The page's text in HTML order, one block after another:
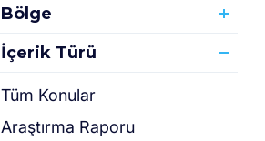
Bölge
İçerik Türü
Tüm Konular
Araştırma Raporu